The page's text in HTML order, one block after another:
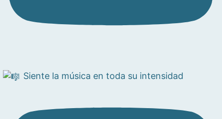
Siente la música en toda su intensidad